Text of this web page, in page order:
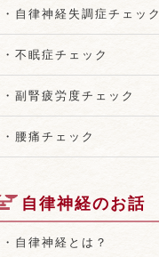
・自律神経失調症チェック
・不眠症チェック
・副腎疲労度チェック
・腰痛チェック
自律神経のお話
・自律神経とは？